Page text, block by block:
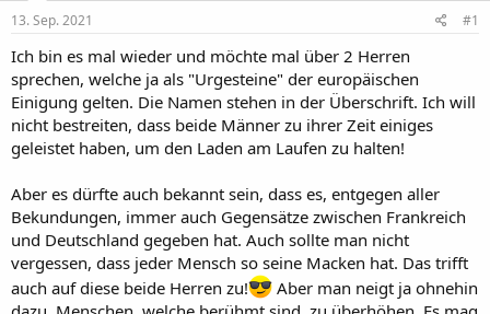
e
r
a
13. Sep. 2021 #1
Ich bin es mal wieder und möchte mal über 2 Herren
sprechen, welche ja als "Urgesteine" der europäischen
Einigung gelten. Die Namen stehen in der Überschrift. Ich will
nicht bestreiten, dass beide Männer zu ihrer Zeit einiges
geleistet haben, um den Laden am Laufen zu halten!
Aber es dürfte auch bekannt sein, dass es, entgegen aller
Bekundungen, immer auch Gegensätze zwischen Frankreich
und Deutschland gegeben hat. Auch sollte man nicht
vergessen, dass jeder Mensch so seine Macken hat. Das trifft
auch auf diese beide Herren zu!
Aber man neigt ja ohnehin